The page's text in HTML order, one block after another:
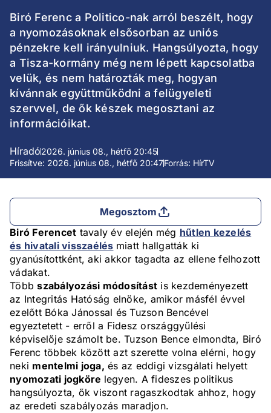
Biró Ferenc a Politico-nak arról beszélt, hogy
a nyomozásoknak elsősorban az uniós
pénzekre kell irányulniuk. Hangsúlyozta, hogy
a Tisza-kormány még nem lépett kapcsolatba
velük, és nem határozták meg, hogyan
kívánnak együttműködni a felügyeleti
szervvel, de ők készek megosztani az
információikat.
Híradó2026. június 08., hétfő 20:45
Frissítve: 2026. június 08., hétfő 20:47Forrás: HírTV
Megosztom
Biró Ferencet tavaly év elején még hűtlen kezelés
és hivatali visszaélés miatt hallgatták ki
gyanúsítottként, aki akkor tagadta az ellene felhozott
vádakat.
Többszabályozási módosítást is kezdeményezett
az Integritás Hatóság elnöke, amikor másfél évvel
ezelőtt Bóka Jánossal és Tuzson Bencével
egyeztetett - erről a Fidesz országgyűlési
képviselője számolt be. Tuzson Bence elmondta, Biró
Ferenc többek között azt szerette volna elérni, hogy
neki mentelmi joga, és az eddigi vizsgálati helyett
nyomozati jogköre legyen. A fideszes politikus
hangsúlyozta, ők viszont ragaszkodtak ahhoz, hogy
az eredeti szabályozás maradjon.